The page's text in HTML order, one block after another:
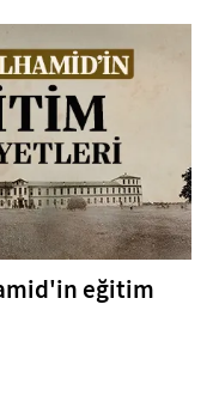
eğitim